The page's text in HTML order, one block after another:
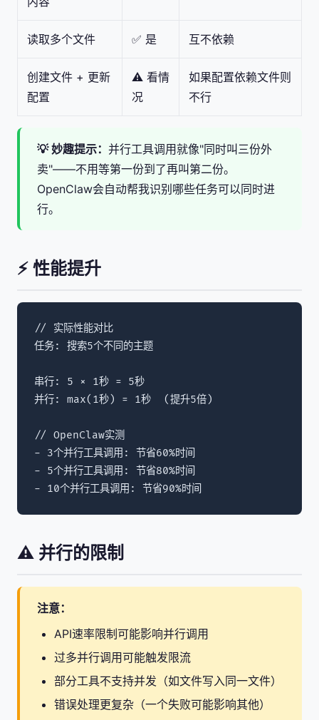
读取多个文件 ✅ 是 互不依赖
创建文件 + 更新
配置
⚠️ 看情
况
如果配置依赖文件则
不行
💡 妙趣提示： 并行工具调用就像"同时叫三份外
卖"——不用等第一份到了再叫第二份。
OpenClaw会自动帮我识别哪些任务可以同时进
行。
⚡ 性能提升
// 实际性能对比
任务: 搜索5个不同的主题
串行: 5 × 1秒 = 5秒
并行: max(1秒) = 1秒  (提升5倍)
// OpenClaw实测
- 3个并行工具调用: 节省60%时间
- 5个并行工具调用: 节省80%时间
- 10个并行工具调用: 节省90%时间
⚠️ 并行的限制
注意：
API速率限制可能影响并行调用
过多并行调用可能触发限流
部分工具不支持并发（如文件写入同一文件）
错误处理更复杂（一个失败可能影响其他）